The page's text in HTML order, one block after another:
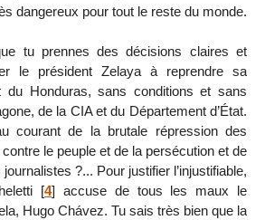
dangereux pour tout le reste du monde.
tu prennes des décisions claires et
le président Zelaya à reprendre sa
du Honduras, sans conditions et sans
de la CIA et du Département d’État.
courant de la brutale répression des
le peuple et de la persécution et de
?... Pour justifier l’injustifiable,
[4] accuse de tous les maux le
Hugo Chávez. Tu sais très bien que la